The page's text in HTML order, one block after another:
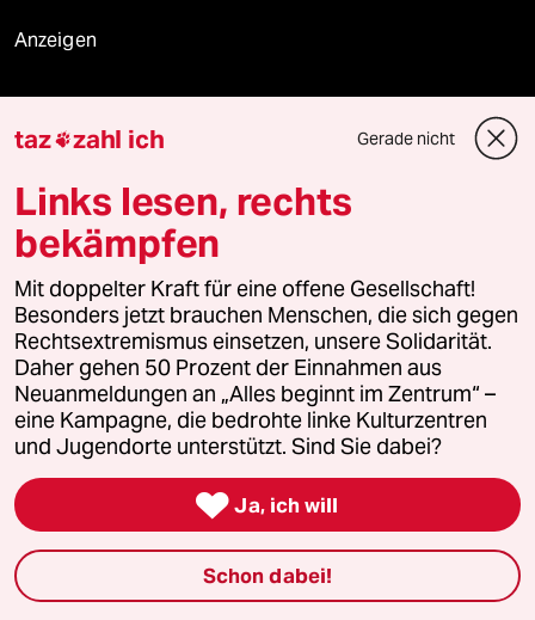
Anzeigen
Fragen & Hilfe
Feedback
Aboservice
ePaper Login
Downloads für Abonnierende
© 2026 taz Verlags und Vertriebs GmbH
Alle Rechte vorbehalten. Bei rechtlichen Fragen oder für Genehmigungen
wenden Sie sich bitte anlizenzen@taz.de
taz zahl ich Gerade nicht
Links lesen, rechts
bekämpfen
Mit doppelter Kraft für eine offene Gesellschaft!
Besonders jetzt brauchen Menschen, die sich gegen
Rechtsextremismus einsetzen, unsere Solidarität.
Daher gehen 50 Prozent der Einnahmen aus
Neuanmeldungen an „Alles beginnt im Zentrum“ –
eine Kampagne, die bedrohte linke Kulturzentren
und Jugendorte unterstützt. Sind Sie dabei?
 Ja, ich will
Schon dabei!